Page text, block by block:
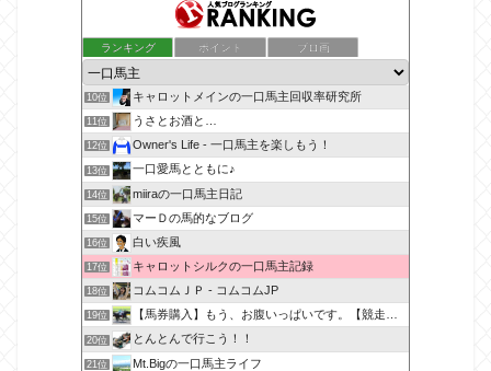
ランキング ポイント ブロ画
10位 キャロットメインの一口馬主回収率研究所
11位 うさとお酒と…
12位 Owner's Life - 一口馬主を楽しもう！
13位 一口愛馬とともに♪
14位 miiraの一口馬主日記
15位 マーＤの馬的なブログ
16位 白い疾風
17位 キャロットシルクの一口馬主記録
18位 コムコムＪＰ - コムコムJP
19位 【馬券購入】もう、お腹いっぱいです。【競走馬出資】
20位 とんとんで行こう！！
21位 Mt.Bigの一口馬主ライフ